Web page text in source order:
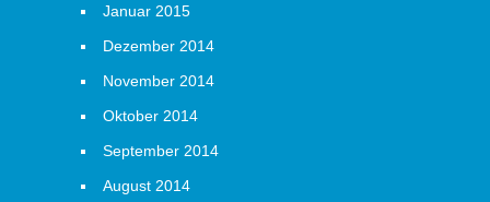
Januar 2015
Dezember 2014
November 2014
Oktober 2014
September 2014
August 2014